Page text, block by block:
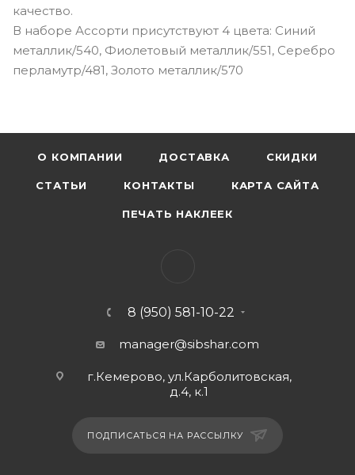
качество.
В наборе Ассорти присутствуют 4 цвета: Синий
металлик/540, Фиолетовый металлик/551, Серебро
перламутр/481, Золото металлик/570
О КОМПАНИИ ДОСТАВКА СКИДКИ
СТАТЬИ КОНТАКТЫ КАРТА САЙТА
ПЕЧАТЬ НАКЛЕЕК
8 (950) 581-10-22
manager@sibshar.com
г.Кемерово, ул.Карболитовская,
д.4, к.1
ПОДПИСАТЬСЯ НА РАССЫЛКУ